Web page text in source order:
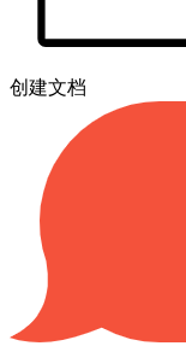
创建文档